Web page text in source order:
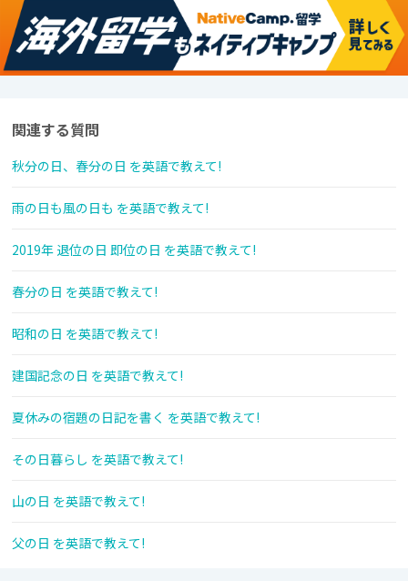
関連する質問
秋分の日、春分の日 を英語で教えて!
雨の日も風の日も を英語で教えて!
2019年 退位の日 即位の日 を英語で教えて!
春分の日 を英語で教えて!
昭和の日 を英語で教えて!
建国記念の日 を英語で教えて!
夏休みの宿題の日記を書く を英語で教えて!
その日暮らし を英語で教えて!
山の日 を英語で教えて!
父の日 を英語で教えて!